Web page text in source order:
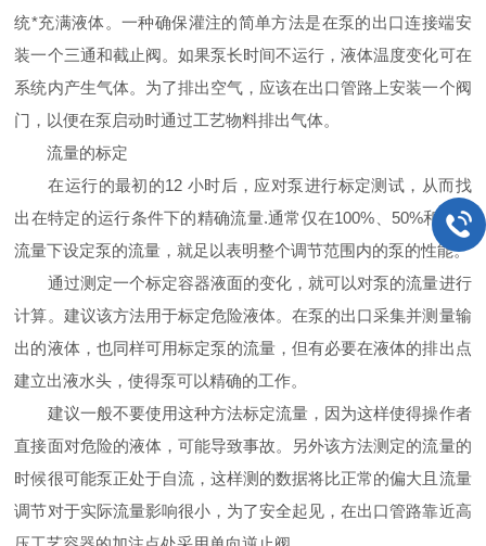
统*充满液体。一种确保灌注的简单方法是在泵的出口连接端安
装一个三通和截止阀。如果泵长时间不运行，液体温度变化可在
系统内产生气体。为了排出空气，应该在出口管路上安装一个阀
门，以便在泵启动时通过工艺物料排出气体。
流量的标定
在运行的最初的12 小时后，应对泵进行标定测试，从而找
出在特定的运行条件下的精确流量.通常仅在100%、50%和10%
流量下设定泵的流量，就足以表明整个调节范围内的泵的性能。
通过测定一个标定容器液面的变化，就可以对泵的流量进行
计算。建议该方法用于标定危险液体。在泵的出口采集并测量输
出的液体，也同样可用标定泵的流量，但有必要在液体的排出点
建立出液水头，使得泵可以精确的工作。
建议一般不要使用这种方法标定流量，因为这样使得操作者
直接面对危险的液体，可能导致事故。另外该方法测定的流量的
时候很可能泵正处于自流，这样测的数据将比正常的偏大且流量
调节对于实际流量影响很小，为了安全起见，在出口管路靠近高